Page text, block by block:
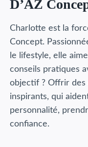
D’AZ
Charlotte est la
Concept.
le lifestyle, elle
conseils pratiques
objectif ? Offrir des
inspirants, qui
personnalité,
confiance.